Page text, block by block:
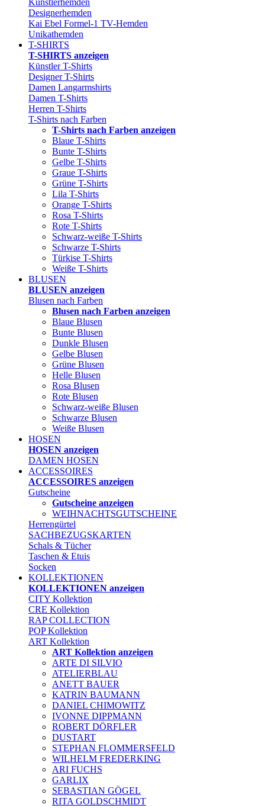
Künstlerhemden
Designerhemden
Kai Ebel Formel-1 TV-Hemden
Unikathemden
T-SHIRTS
T-SHIRTS anzeigen
Künstler T-Shirts
Designer T-Shirts
Damen Langarmshirts
Damen T-Shirts
Herren T-Shirts
T-Shirts nach Farben
T-Shirts nach Farben anzeigen
Blaue T-Shirts
Bunte T-Shirts
Gelbe T-Shirts
Graue T-Shirts
Grüne T-Shirts
Lila T-Shirts
Orange T-Shirts
Rosa T-Shirts
Rote T-Shirts
Schwarz-weiße T-Shirts
Schwarze T-Shirts
Türkise T-Shirts
Weiße T-Shirts
BLUSEN
BLUSEN anzeigen
Blusen nach Farben
Blusen nach Farben anzeigen
Blaue Blusen
Bunte Blusen
Dunkle Blusen
Gelbe Blusen
Grüne Blusen
Helle Blusen
Rosa Blusen
Rote Blusen
Schwarz-weiße Blusen
Schwarze Blusen
Weiße Blusen
HOSEN
HOSEN anzeigen
DAMEN HOSEN
ACCESSOIRES
ACCESSOIRES anzeigen
Gutscheine
Gutscheine anzeigen
WEIHNACHTSGUTSCHEINE
Herrengürtel
SACHBEZUGSKARTEN
Schals & Tücher
Taschen & Etuis
Socken
KOLLEKTIONEN
KOLLEKTIONEN anzeigen
CITY Kollektion
CRE Kollektion
RAP COLLECTION
POP Kollektion
ART Kollektion
ART Kollektion anzeigen
ARTE DI SILVIO
ATELIERBLAU
ANETT BAUER
KATRIN BAUMANN
DANIEL CHIMOWITZ
IVONNE DIPPMANN
ROBERT DÖRFLER
DUSTART
STEPHAN FLOMMERSFELD
WILHELM FREDERKING
ARI FUCHS
GARLIX
SEBASTIAN GÖGEL
RITA GOLDSCHMIDT